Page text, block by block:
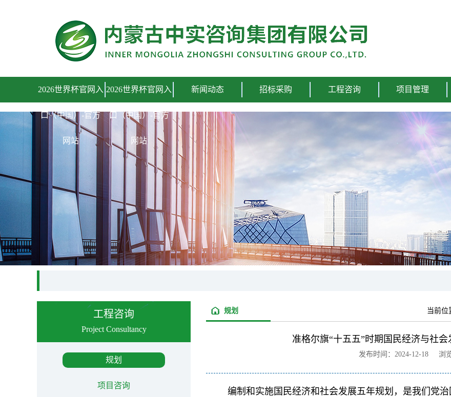
2026世界杯官网入
口（中国）-官方
网站
2026世界杯官网入
口（中国）-官方
网站
新闻动态 招标采购 工程咨询 项目管理
工程咨询
Project Consultancy
规划
项目咨询
当前位
规划
准格尔旗“十五五”时期国民经济与社
发布时间：2024-12-18 浏览
编制和实施国民经济和社会发展五年规划，是我们党